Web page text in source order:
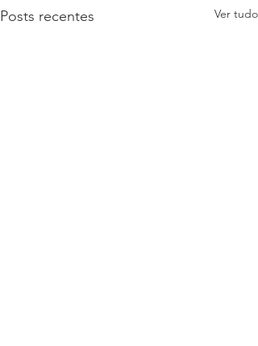
Posts recentes Ver tudo